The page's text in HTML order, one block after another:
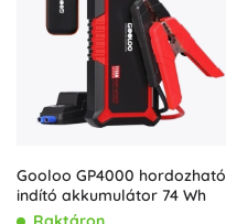
Gooloo GP4000 hordozható
indító akkumulátor 74 Wh